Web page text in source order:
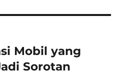
Mobil yang
Sorotan